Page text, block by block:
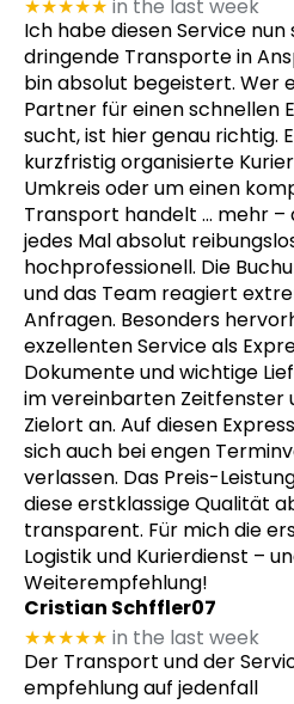
★★★★★ in the last week
Ich habe diesen Service
dringende Transporte in
bin absolut begeistert. Wer
Partner für einen schnellen
sucht, ist hier genau richtig.
kurzfristig organisierte
Umkreis oder um einen
Transport handelt … mehr –
jedes Mal absolut
hochprofessionell. Die
und das Team reagiert
Anfragen. Besonders
exzellenten Service als
Dokumente und wichtige
im vereinbarten Zeitfenster
Zielort an. Auf diesen
sich auch bei engen
verlassen. Das Preis-
diese erstklassige Qualität
transparent. Für mich die
Logistik und Kurierdienst –
Weiterempfehlung!
Cristian Schffler07
★★★★★ in the last week
Der Transport und der
empfehlung auf jedenfall